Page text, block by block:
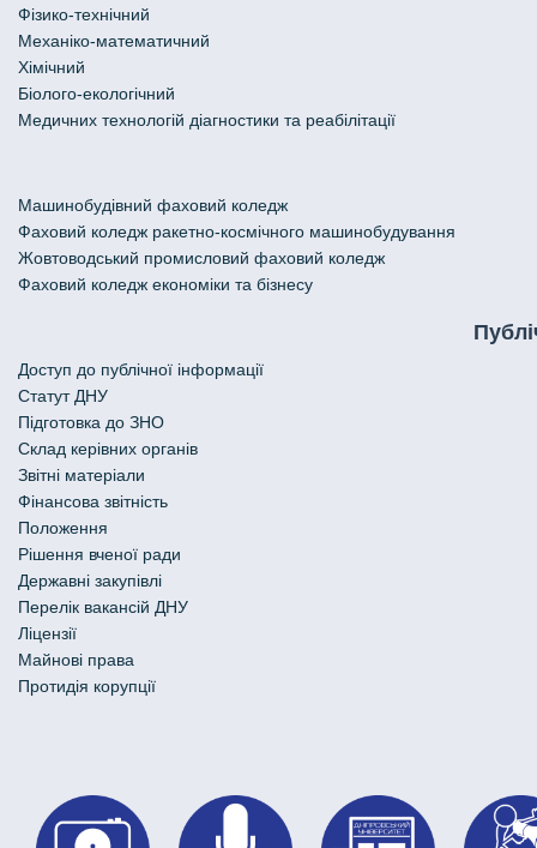
Фізико-технічний
Механіко-математичний
Хімічний
Біолого-екологічний
Медичних технологій діагностики та реабілітації
Машинобудівний фаховий коледж
Фаховий коледж ракетно-космічного машинобудування
Жовтоводський промисловий фаховий коледж
Фаховий коледж економіки та бізнесу
Доступ до публічної інформації
Статут ДНУ
Підготовка до ЗНО
Склад керівних органів
Звітні матеріали
Фінансова звітність
Положення
Рішення вченої ради
Державні закупівлі
Перелік вакансій ДНУ
Ліцензії
Майнові права
Протидія корупції